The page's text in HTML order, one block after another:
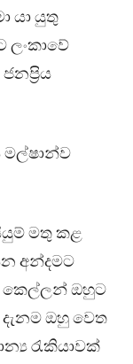
යා යුතු
මල්ෂාන්ව
මතු කළ
අන්දමට
කෙල්ලන් ඔහුට
ඔහු වෙත
රැකියාවක්